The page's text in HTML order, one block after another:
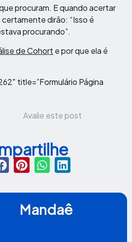
procuram. E quando acertar
dirão: “Isso é
procurando”.
de Cohort e por que ela é
title=”Formulário Página
Avalie este post
Mandaê